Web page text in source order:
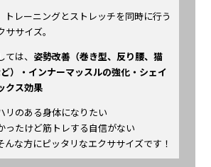
トレーニングとストレッチを同時に行う
サイズ。
は、 姿勢改善（巻き型、反り腰、猫
）・インナーマッスルの強化・シェイ
クス効果
リのある身体になりたい
ったけど筋トレする自信がない
んな方にピッタリなエクササイズです！